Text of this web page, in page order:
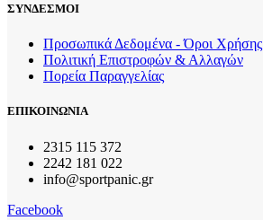
ΣΥΝΔΕΣΜΟΙ
Προσωπικά Δεδομένα - Όροι Χρήσης
Πολιτική Επιστροφών & Αλλαγών
Πορεία Παραγγελίας
ΕΠΙΚΟΙΝΩΝΙΑ
2315 115 372
2242 181 022
info@sportpanic.gr
Facebook